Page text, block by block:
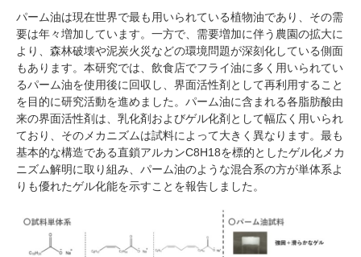
パーム油は現在世界で最も用いられている植物油であり、その需
要は年々増加しています。一方で、需要増加に伴う農園の拡大に
より、森林破壊や泥炭火災などの環境問題が深刻化している側面
もあります。本研究では、飲食店でフライ油に多く用いられてい
るパーム油を使用後に回収し、界面活性剤として再利用すること
を目的に研究活動を進めました。パーム油に含まれる各脂肪酸由
来の界面活性剤は、乳化剤およびゲル化剤として幅広く用いられ
ており、そのメカニズムは試料によって大きく異なります。最も
基本的な構造である直鎖アルカンC8H18を標的としたゲル化メカ
ニズム解明に取り組み、パーム油のような混合系の方が単体系よ
りも優れたゲル化能を示すことを報告しました。